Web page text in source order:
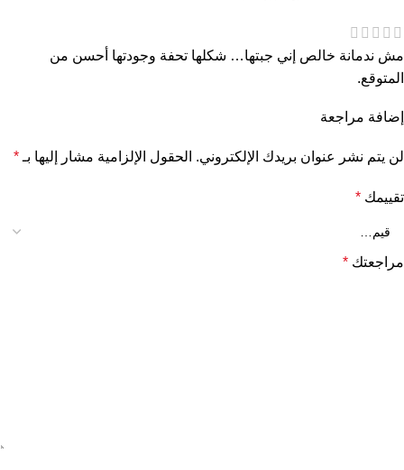
مش ندمانة خالص إني جبتها… شكلها تحفة وجودتها أحسن من
المتوقع.
إضافة مراجعة
لن يتم نشر عنوان بريدك الإلكتروني. الحقول الإلزامية مشار إليها بـ *
تقييمك *
مراجعتك *